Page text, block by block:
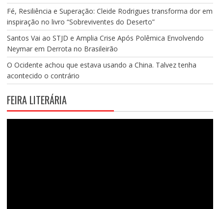
Fé, Resiliência e Superação: Cleide Rodrigues transforma dor em
inspiração no livro “Sobreviventes do Deserto”
Santos Vai ao STJD e Amplia Crise Após Polêmica Envolvendo
Neymar em Derrota no Brasileirão
O Ocidente achou que estava usando a China. Talvez tenha
acontecido o contrário
FEIRA LITERÁRIA